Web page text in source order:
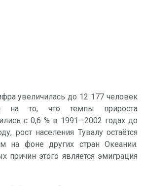
увеличилась до 12 177 человек
на то, что темпы прироста
с 0,6 % в 1991—2002 годах до
рост населения Тувалу остаётся
на фоне других стран Океании.
причин этого является эмиграция